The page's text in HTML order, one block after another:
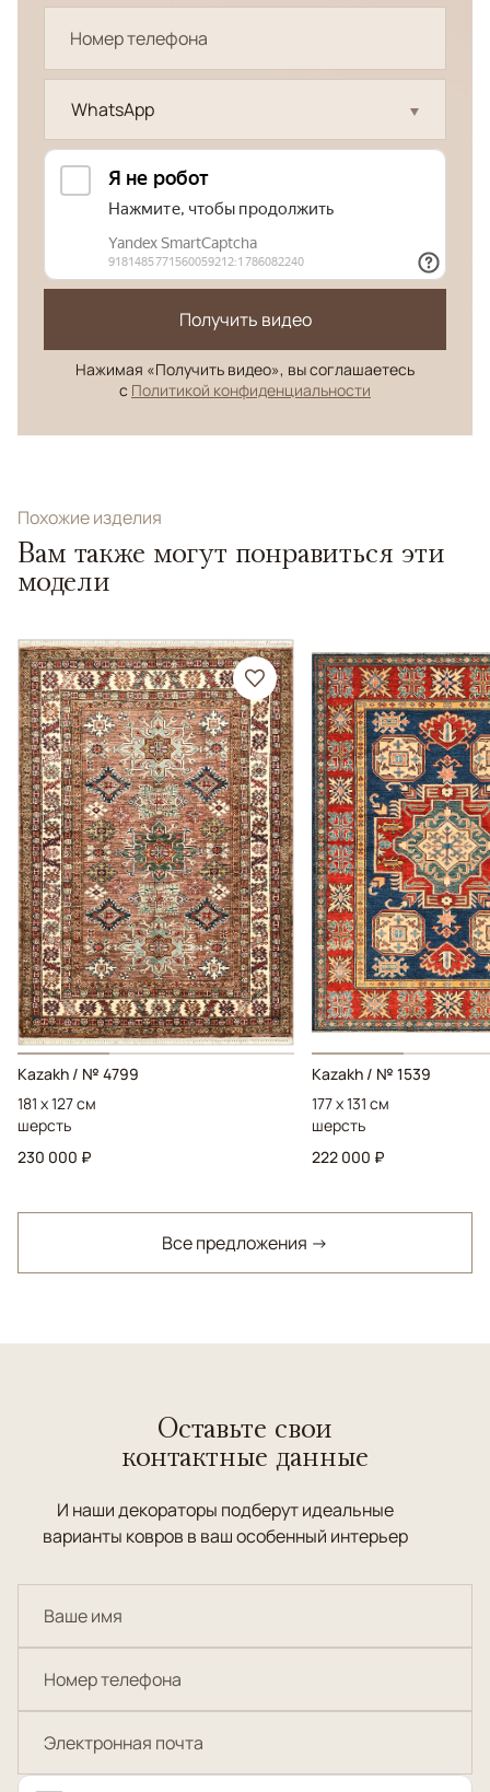
WhatsApp
Получить видео
Нажимая «Получить видео», вы соглашаетесь
с Политикой конфиденциальности
Похожие изделия
Вам также могут понравиться эти
модели
Kazakh / № 4799
181 x 127 см
шерсть
230 000 ₽
Kazakh / № 1539
177 x 131 см
шерсть
222 000 ₽
Все предложения →
Оставьте свои
контактные данные
И наши декораторы подберут идеальные
варианты ковров в ваш особенный интерьер